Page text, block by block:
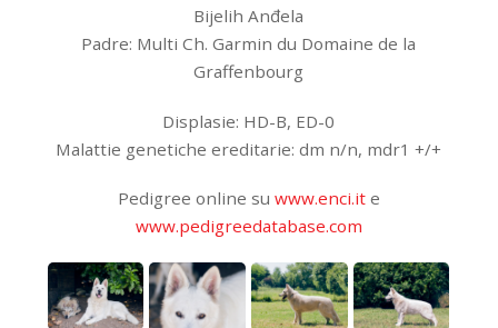
Bijelih Anđela
Padre: Multi Ch. Garmin du Domaine de la
Graffenbourg
Displasie: HD-B, ED-0
Malattie genetiche ereditarie: dm n/n, mdr1 +/+
Pedigree online su www.enci.ite
www.pedigreedatabase.com